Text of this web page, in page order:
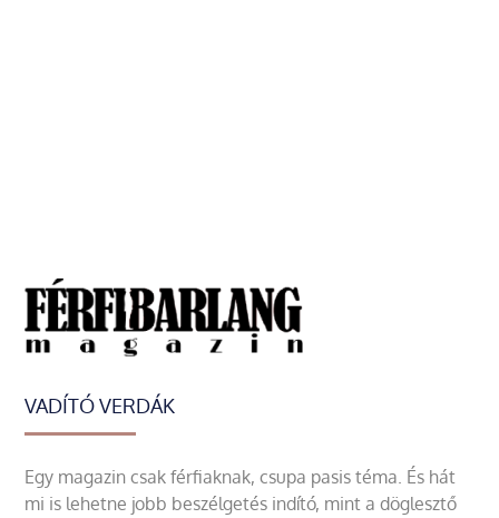
VADÍTÓ VERDÁK
Egy magazin csak férfiaknak, csupa pasis téma. És hát
mi is lehetne jobb beszélgetés indító, mint a döglesztő